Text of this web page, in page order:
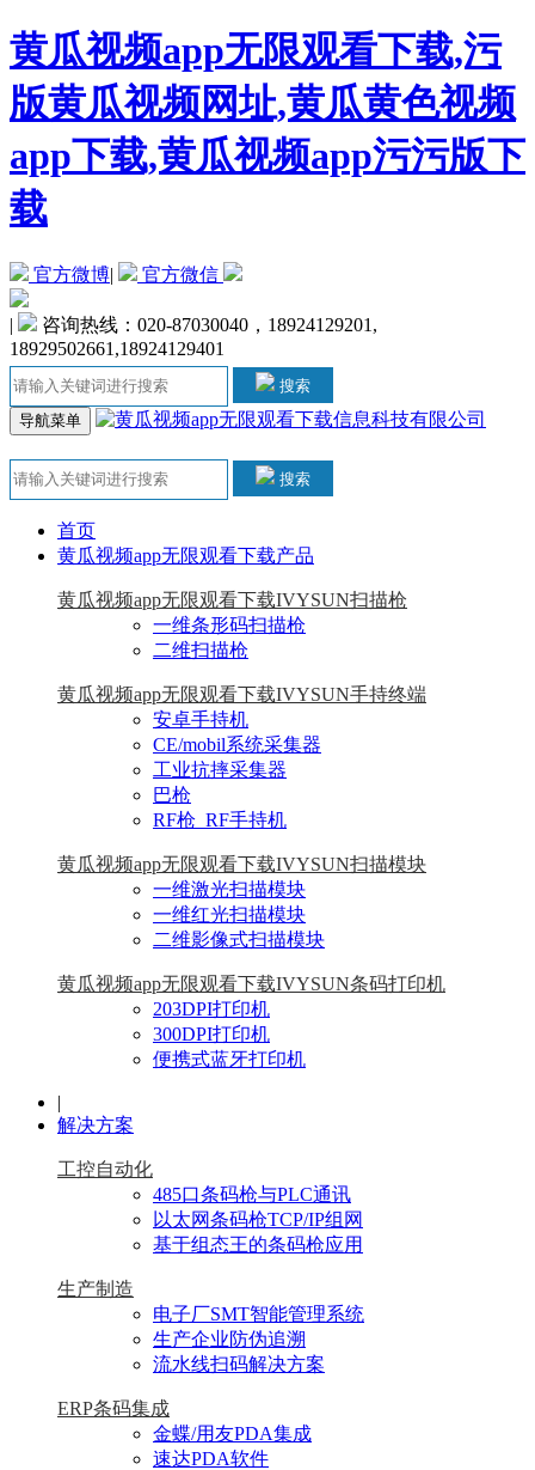
黄瓜视频app无限观看下载,污
版黄瓜视频网址,黄瓜黄色视频
app下载,黄瓜视频app污污版下
载
官方微博| 官方微信
|
咨询热线：020-87030040，18924129201,
18929502661,18924129401
搜索
导航菜单
搜索
首页
黄瓜视频app无限观看下载产品
黄瓜视频app无限观看下载IVYSUN扫描枪
一维条形码扫描枪
二维扫描枪
黄瓜视频app无限观看下载IVYSUN手持终端
安卓手持机
CE/mobil系统采集器
工业抗摔采集器
巴枪
RF枪_RF手持机
黄瓜视频app无限观看下载IVYSUN扫描模块
一维激光扫描模块
一维红光扫描模块
二维影像式扫描模块
黄瓜视频app无限观看下载IVYSUN条码打印机
203DPI打印机
300DPI打印机
便携式蓝牙打印机
|
解决方案
工控自动化
485口条码枪与PLC通讯
以太网条码枪TCP/IP组网
基于组态王的条码枪应用
生产制造
电子厂SMT智能管理系统
生产企业防伪追溯
流水线扫码解决方案
ERP条码集成
金蝶/用友PDA集成
速达PDA软件